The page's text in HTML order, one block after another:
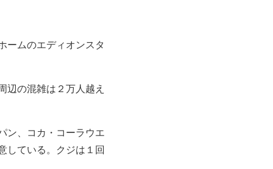
ームのエディオンスタ
辺の混雑は２万人越え
ン、コカ・コーラウエ
している。クジは１回